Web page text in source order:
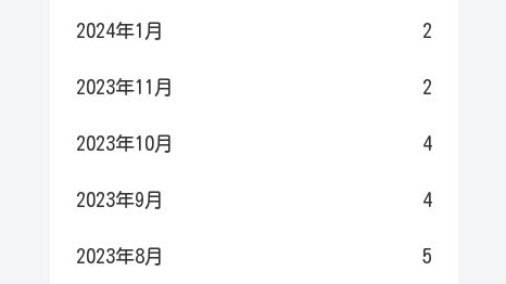
2024年1月 2
2023年11月 2
2023年10月 4
2023年9月 4
2023年8月 5